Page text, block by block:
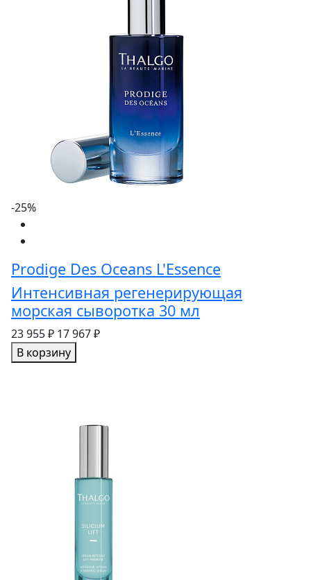
-25%
Prodige Des Oceans L'Essence
Интенсивная регенерирующая
морская сыворотка 30 мл
23 955 ₽ 17 967 ₽
В корзину